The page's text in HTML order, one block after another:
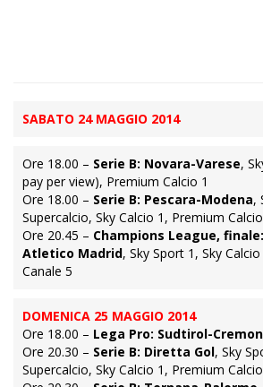
SABATO 24 MAGGIO 2014
Ore 18.00 – Serie B: Novara-Varese,
pay per view), Premium Calcio 1
Ore 18.00 – Serie B: Pescara-Modena,
Supercalcio, Sky Calcio 1, Premium Calcio
Ore 20.45 – Champions League,
Atletico Madrid, Sky Sport 1, Sky
Canale 5
DOMENICA 25 MAGGIO 2014
Ore 18.00 – Lega Pro: Sudtirol-
Ore 20.30 – Serie B: Diretta Gol, Sky
Supercalcio, Sky Calcio 1, Premium Calcio